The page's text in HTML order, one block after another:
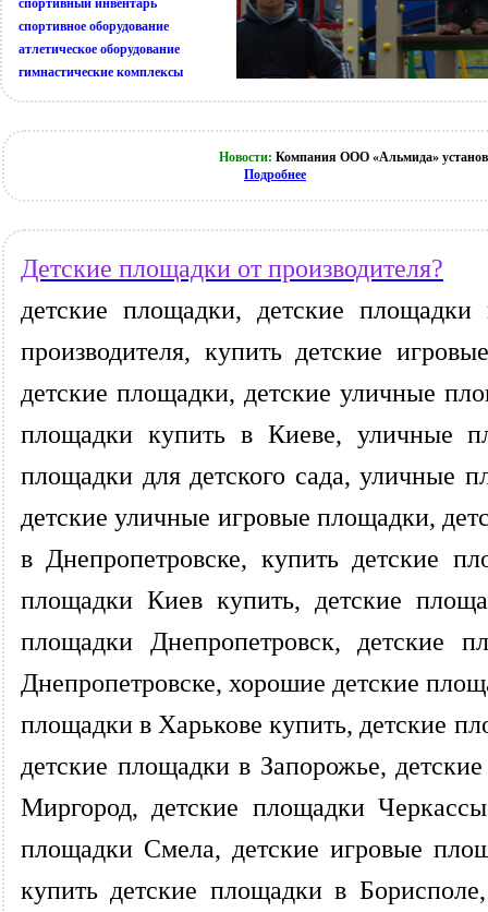
спортивный инвентарь
спортивное оборудование
атлетическое оборудование
гимнастические комплексы
Новости: Компания ООО «Альмида»
Подробнее
Детские площадки от производителя?
детские площадки, детские
производителя, купить детские
детские площадки, детские уличные
площадки купить в Киеве, уличные
площадки для детского сада, уличные
детские уличные игровые площадки,
в Днепропетровске, купить детские
площадки Киев купить, детские
площадки Днепропетровск, детские
Днепропетровске, хорошие детские
площадки в Харькове купить, детские
детские площадки в Запорожье,
Миргород, детские площадки
площадки Смела, детские игровые
купить детские площадки в